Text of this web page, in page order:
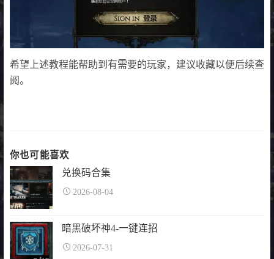
希望上述教程能帮助到有需要的玩家，建议收藏以便后续查
阅。
你也可能喜欢
兑换码合集
2026-08-04
暗黑破坏神4-一键连招
2026-07-31